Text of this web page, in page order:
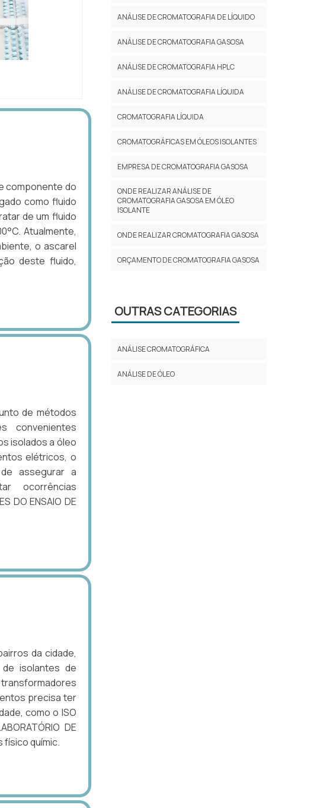
componente do
como fluido
de um fluido
Atualmente,
o ascarel
deste fluido,
de métodos
convenientes
isolados a óleo
elétricos, o
assegurar a
ocorrências
DO ENSAIO DE
da cidade,
isolantes de
precisa ter
como o ISO
DE
físico químic.
ANÁLISE DE CROMATOGRAFIA DE LÍQUIDO
ANÁLISE DE CROMATOGRAFIA GASOSA
ANÁLISE DE CROMATOGRAFIA HPLC
ANÁLISE DE CROMATOGRAFIA LÍQUIDA
CROMATOGRAFIA LÍQUIDA
CROMATOGRÁFICAS EM ÓLEOS ISOLANTES
EMPRESA DE CROMATOGRAFIA GASOSA
ONDE REALIZAR ANÁLISE DE
CROMATOGRAFIA GASOSA EM ÓLEO
ISOLANTE
ONDE REALIZAR CROMATOGRAFIA GASOSA
ORÇAMENTO DE CROMATOGRAFIA GASOSA
OUTRAS CATEGORIAS
ANÁLISE CROMATOGRÁFICA
ANÁLISE DE ÓLEO